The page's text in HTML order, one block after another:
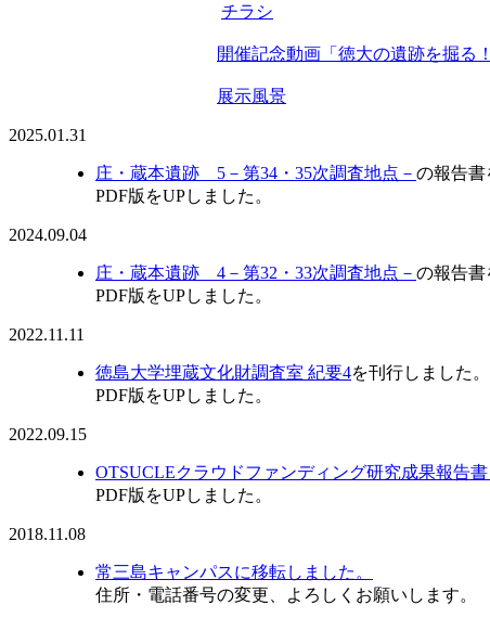
チラシ
開催記念動画「徳大の遺跡を掘る
展示風景
2025.01.31
庄・蔵本遺跡 5－第34・35次調査地点－ の報告書
PDF版をUPしました。
2024.09.04
庄・蔵本遺跡 4－第32・33次調査地点－ の報告書
PDF版をUPしました。
2022.11.11
徳島大学埋蔵文化財調査室 紀要4を刊行しました。
PDF版をUPしました。
2022.09.15
OTSUCLEクラウドファンディング研究成果報告
PDF版をUPしました。
2018.11.08
常三島キャンパスに移転しました。
住所・電話番号の変更、よろしくお願いします。